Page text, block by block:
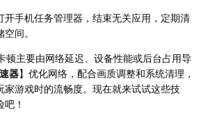
开手机任务管理器，结束无关应用，定期清
间。
顿主要由网络延迟、设备性能或后台占用导
器】优化网络，配合画质调整和系统清理，
家游戏时的流畅度。现在就来试试这些技
！